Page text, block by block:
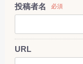
投稿者名 必須
URL